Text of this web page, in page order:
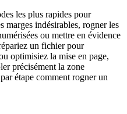
les plus rapides pour
marges indésirables, rogner les
ou mettre en évidence
un fichier pour
optimisiez la mise en page,
précisément la zone
étape comment rogner un